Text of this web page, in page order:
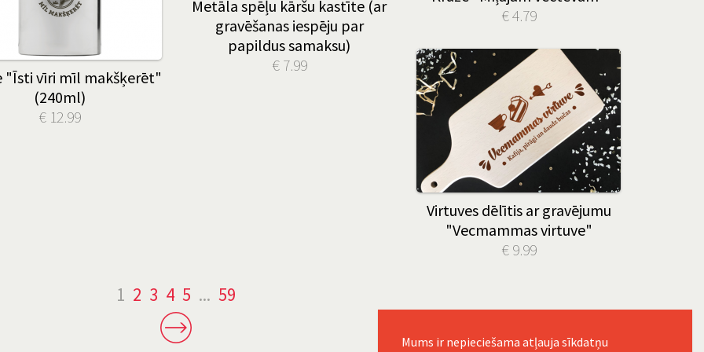
€ 4.79
Metāla spēļu kāršu kastīte (ar
gravēšanas iespēju par
papildus samaksu)
€ 7.99
"Īsti vīri mīl makšķerēt"
(240ml)
€ 12.99
Virtuves dēlītis ar gravējumu
"Vecmammas virtuve"
€ 9.99
1 2 3 4 5 ... 59
Mums ir nepieciešama atļauja sīkdatņu